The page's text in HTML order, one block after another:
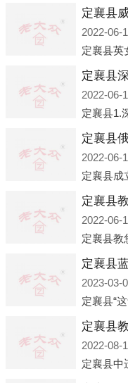
定襄县
2022-06-
2022-06-
2022-06-
定襄县
2022-06-
2023-03-
2022-08-